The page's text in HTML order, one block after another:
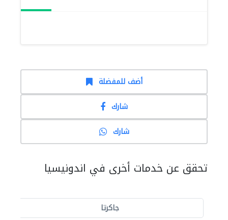
أضف للمفضلة
شارك
شارك
تحقق عن خدمات أخرى في اندونيسيا
جاكرتا